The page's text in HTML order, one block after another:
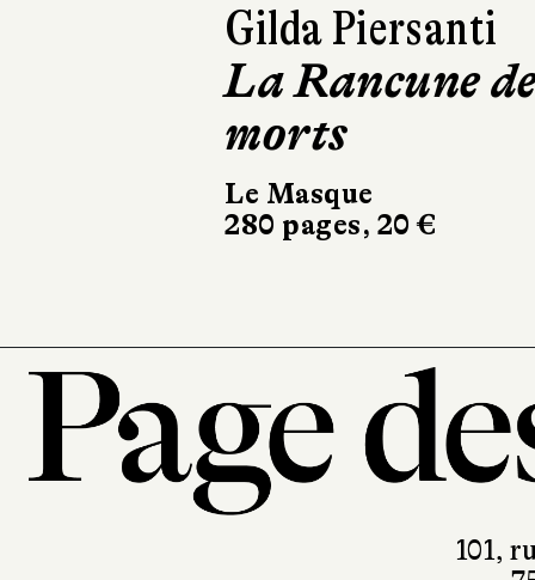
Gilda Piersanti
La Rancune
morts
Le Masque
280 pages, 20 €
Dinaw
Quelqu’un
comme
Albin Michel
336 pages, 21,90